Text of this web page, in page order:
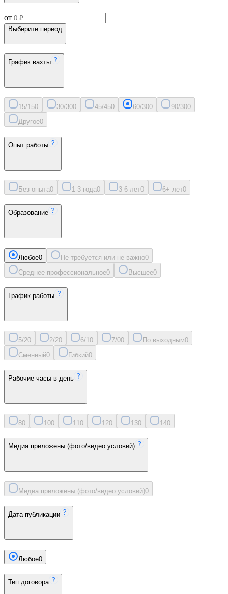
от
Выберите период
График вахты
15/150 30/300 45/450 60/300 90/300
Другое0
Опыт работы
Без опыта0 1-3 года0 3-6 лет0 6+ лет0
Образование
Любое0 Не требуется или не важно0
Среднее профессиональное0 Высшее0
График работы
5/20 2/20 6/10 7/00 По выходным0
Сменный0 Гибкий0
Рабочие часы в день
80 100 11 0 120 130 140
Медиа приложены (фото/видео условий)
Медиа приложены (фото/видео условий)0
Дата публикации
Любое0
Тип договора